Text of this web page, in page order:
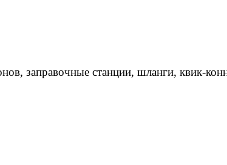
заправочные станции, шланги, квик-